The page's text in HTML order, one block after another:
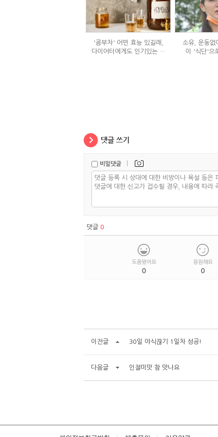
'콤부차' 어떤 효능 있길래,
다이어터에게도 인기있는 걸
소유, 운동
이 '식단'으
비밀댓글 |
댓글 0
도움됐어요
0
응원해요
0
이전글 30일 야식끊기 1일차 성공!
다음글 인절미맛 참 맛나요